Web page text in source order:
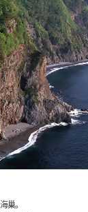
巢。